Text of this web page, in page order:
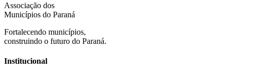
Associação dos
Municípios do Paraná
Fortalecendo municípios,
construindo o futuro do Paraná.
Institucional